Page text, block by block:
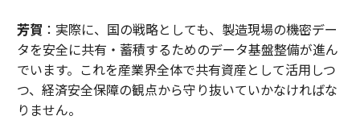
芳賀 ：実際に、国の戦略としても、製造現場の機密デー
タを安全に共有・蓄積するためのデータ基盤整備が進ん
でいます。これを産業界全体で共有資産として活用しつ
つ、経済安全保障の観点から守り抜いていかなければな
りません。